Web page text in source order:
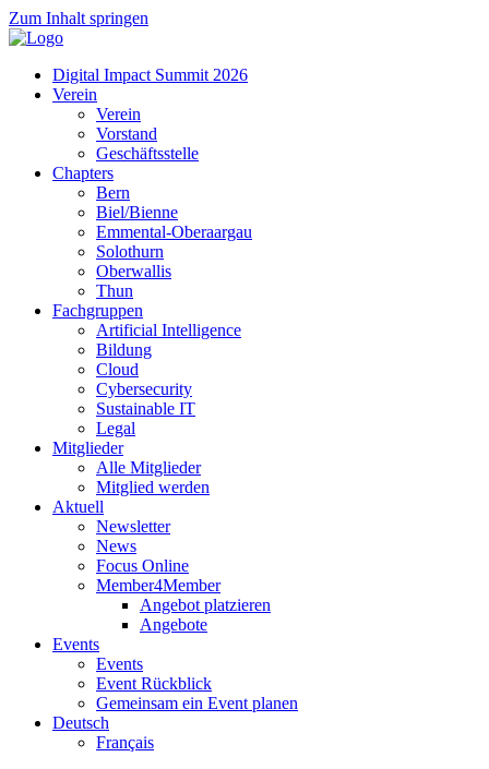
Zum Inhalt springen
Digital Impact Summit 2026
Verein
Verein
Vorstand
Geschäftsstelle
Chapters
Bern
Biel/Bienne
Emmental-Oberaargau
Solothurn
Oberwallis
Thun
Fachgruppen
Artificial Intelligence
Bildung
Cloud
Cybersecurity
Sustainable IT
Legal
Mitglieder
Alle Mitglieder
Mitglied werden
Aktuell
Newsletter
News
Focus Online
Member4Member
Angebot platzieren
Angebote
Events
Events
Event Rückblick
Gemeinsam ein Event planen
Deutsch
Français